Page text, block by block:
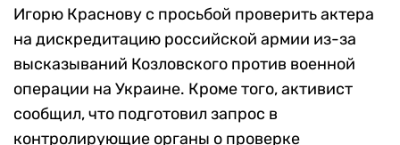
Игорю Краснову с просьбой проверить актера
на дискредитацию российской армии из-за
высказываний Козловского против военной
операции на Украине. Кроме того, активист
сообщил, что подготовил запрос в
контролирующие органы о проверке